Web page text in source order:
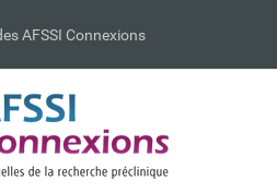
AFSSI Connexions